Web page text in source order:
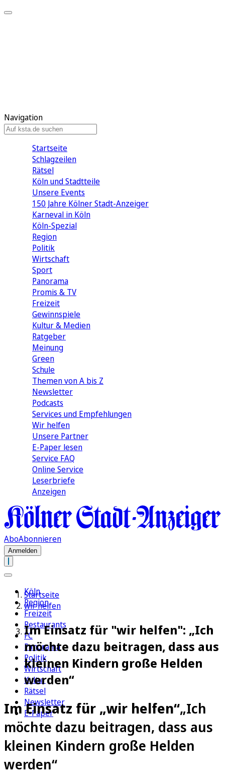
Navigation
Startseite
Schlagzeilen
Rätsel
Köln und Stadtteile
Unsere Events
150 Jahre Kölner Stadt-Anzeiger
Karneval in Köln
Köln-Spezial
Region
Politik
Wirtschaft
Sport
Panorama
Promis & TV
Freizeit
Gewinnspiele
Kultur & Medien
Ratgeber
Meinung
Green
Schule
Themen von A bis Z
Newsletter
Podcasts
Services und Empfehlungen
Wir helfen
Unsere Partner
E-Paper lesen
Service FAQ
Online Service
Leserbriefe
Anzeigen
AboAbonnieren
Anmelden
Köln
Region
Freizeit
Restaurants
FC
Panorama
Politik
Wirtschaft
Kultur
Rätsel
Newsletter
E-Paper
Startseite
wir helfen
Im Einsatz für "wir helfen": „Ich
möchte dazu beitragen, dass aus
kleinen Kindern große Helden
werden“
Im Einsatz für „wir helfen“„Ich
möchte dazu beitragen, dass aus
kleinen Kindern große Helden
werden“